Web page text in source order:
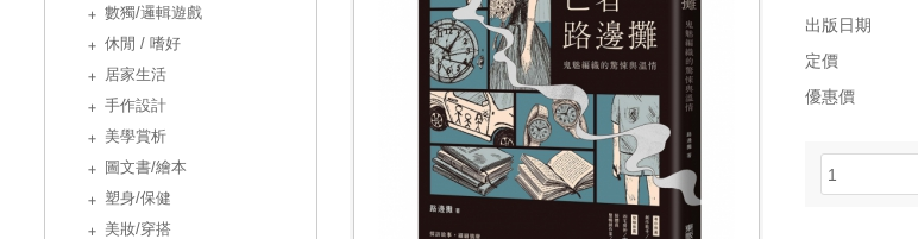
數獨/邏輯遊戲
休閒 / 嗜好
居家生活
手作設計
美學賞析
圖文書/繪本
塑身/保健
美妝/穿搭
出版日期
定價
優惠價